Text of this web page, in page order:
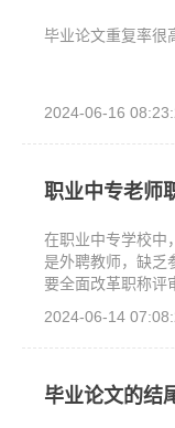
毕业论文重复率很
2024-06-16
职业中专老师
在职业中专学校中
是外聘教师，缺乏
要全面改革职称评
2024-06-14
毕业论文的结